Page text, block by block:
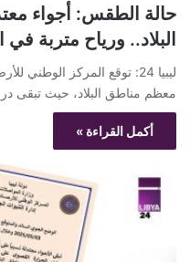
حالة الطقس: أجواء
البلاد.. ورياح متربة
ليبيا 24: توقع المركز
معظم مناطق البلاد، حيث تبقى
أكمل القراءة »